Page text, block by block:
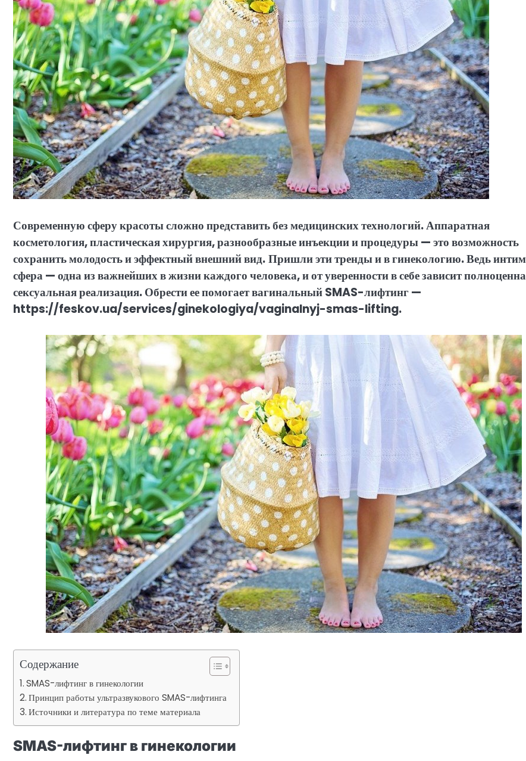
Современную сферу красоты сложно представить без медицинских технологий. Аппаратная
косметология, пластическая хирургия, разнообразные инъекции и процедуры — это возможность
сохранить молодость и эффектный внешний вид.Пришли эти тренды и в гинекологию. Ведь
сфера — одна из важнейших в жизни каждого человека, и от уверенности в себе зависит
сексуальная реализация. Обрести ее помогает вагинальный SMAS-лифтинг —
https://feskov.ua/services/ginekologiya/vaginalnyj-smas-lifting.
Содержание
SMAS-лифтинг в гинекологии
Принцип работы ультразвукового SMAS-лифтинга
Источники и литература по теме материала
SMAS-лифтинг в гинекологии